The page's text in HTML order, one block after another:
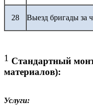
28 Выезд бригады за
1 Стандартный
материалов):
Услуги: